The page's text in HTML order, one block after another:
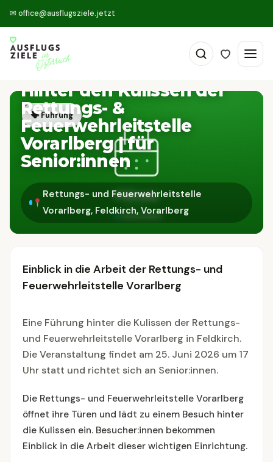
✉ office@ausflugsziele.jetzt
🗣 Führung
Hinter den Kulissen der
Rettungs- &
Feuerwehrleitstelle
Vorarlberg | für
Senior:innen
Rettungs- und Feuerwehrleitstelle
Vorarlberg, Feldkirch, Vorarlberg
Einblick in die Arbeit der Rettungs- und
Feuerwehrleitstelle Vorarlberg
Eine Führung hinter die Kulissen der Rettungs-
und Feuerwehrleitstelle Vorarlberg in Feldkirch.
Die Veranstaltung findet am 25. Juni 2026 um 17
Uhr statt und richtet sich an Senior:innen.
Die Rettungs- und Feuerwehrleitstelle Vorarlberg
öffnet ihre Türen und lädt zu einem Besuch hinter
die Kulissen ein. Besucher:innen bekommen
Einblick in die Arbeit dieser wichtigen Einrichtung.